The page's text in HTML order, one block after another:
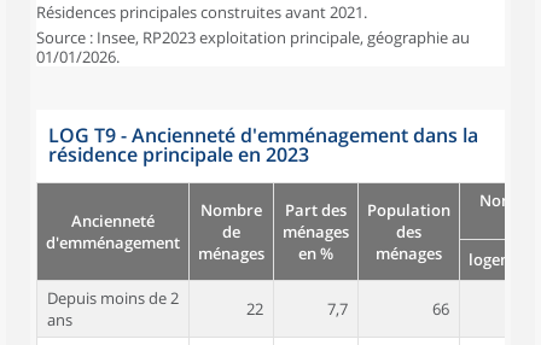
Résidences principales construites avant 2021.
Source : Insee, RP2023 exploitation principale, géographie au
01/01/2026.
LOG T9 - Ancienneté d'emménagement dans la
résidence principale en 2023
Ancienneté
d'emménagement
Nombre
de
ménages
Part des
ménages
en %
Population
des
ménages
logement
Depuis moins de 2
ans
22 7,7 66